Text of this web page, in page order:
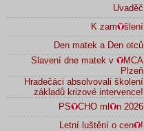
Uvaděč
K zam
šlení
Den matek a Den otců
Slavení dne matek v
MCA
Plzeň
Hradečáci absolvovali školení
základů krizové intervence!
PS
CHO ml
n 2026
Letní luštění o cen
!